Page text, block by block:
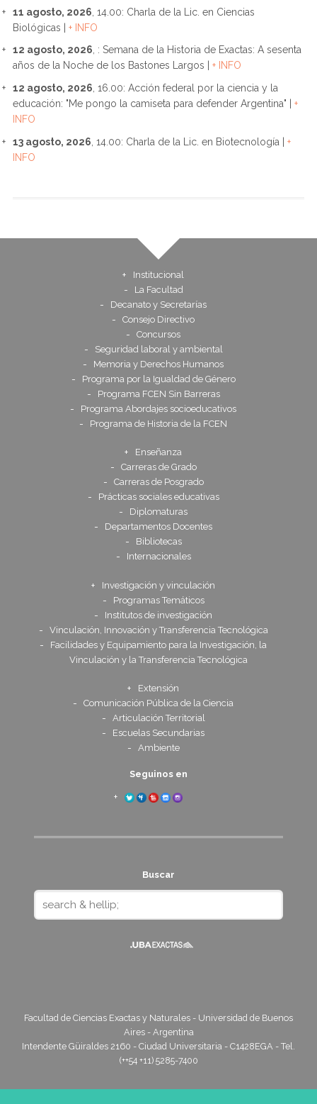
11 agosto, 2026 , 14.00: Charla de la Lic. en Ciencias
Biológicas | + INFO
12 agosto, 2026, : Semana de la Historia de Exactas: A sesenta
años de la Noche de los Bastones Largos | + INFO
12 agosto, 2026 , 16.00: Acción federal por la ciencia y la
educación: "Me pongo la camiseta para defender Argentina" | +
INFO
13 agosto, 2026 , 14.00: Charla de la Lic. en Biotecnología | +
INFO
Institucional
La Facultad
Decanato y Secretarías
Consejo Directivo
Concursos
Seguridad laboral y ambiental
Memoria y Derechos Humanos
Programa por la Igualdad de Género
Programa FCEN Sin Barreras
Programa Abordajes socioeducativos
Programa de Historia de la FCEN
Enseñanza
Carreras de Grado
Carreras de Posgrado
Prácticas sociales educativas
Diplomaturas
Departamentos Docentes
Bibliotecas
Internacionales
Investigación y vinculación
Programas Temáticos
Institutos de investigación
Vinculación, Innovación y Transferencia Tecnológica
Facilidades y Equipamiento para la Investigación, la
Vinculación y la Transferencia Tecnológica
Extensión
Comunicación Pública de la Ciencia
Articulación Territorial
Escuelas Secundarias
Ambiente
Seguinos en
Buscar
Facultad de Ciencias Exactas y Naturales - Universidad de Buenos
Aires - Argentina
Intendente Güiraldes 2160 - Ciudad Universitaria - C1428EGA - Tel.
(++54 +11) 5285-7400